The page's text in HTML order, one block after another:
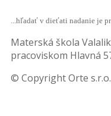
...hľadať v dieťati nadanie je
Materská škola
pracoviskom Hlavná
© Copyright Orte s.r.o.